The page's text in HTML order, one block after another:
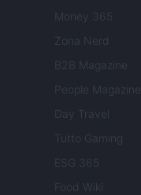
Money 365
Zona Nerd
B2B Magazine
People Magazine
Day Travel
Tutto Gaming
ESG 365
Food Wiki